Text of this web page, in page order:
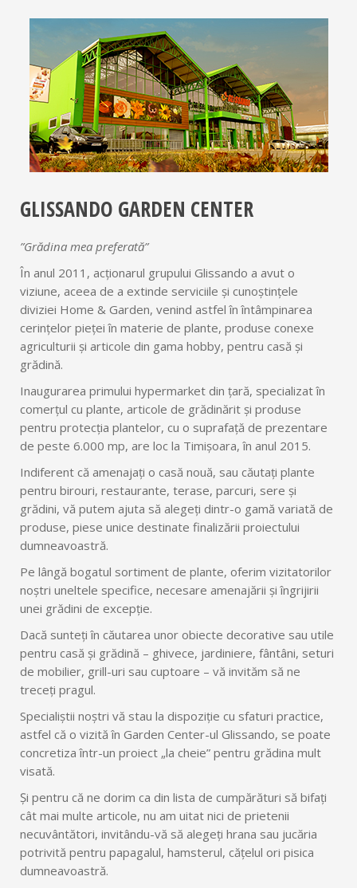
GLISSANDO GARDEN CENTER
”Grădina mea preferată”
În anul 2011, acționarul grupului Glissando a avut o
viziune, aceea de a extinde serviciile și cunoștințele
diviziei Home & Garden, venind astfel în întâmpinarea
cerinţelor pieței în materie de plante, produse conexe
agriculturii şi articole din gama hobby, pentru casă și
grădină.
Inaugurarea primului hypermarket din țară, specializat în
comerţul cu plante, articole de grădinărit și produse
pentru protecția plantelor, cu o suprafață de prezentare
de peste 6.000 mp, are loc la Timişoara, în anul 2015.
Indiferent că amenajați o casă nouă, sau căutați plante
pentru birouri, restaurante, terase, parcuri, sere și
grădini, vă putem ajuta să alegeți dintr-o gamă variată de
produse, piese unice destinate finalizării proiectului
dumneavoastră.
Pe lângă bogatul sortiment de plante, oferim vizitatorilor
noștri uneltele specifice, necesare amenajării și îngrijirii
unei grădini de excepție.
Dacă sunteți în căutarea unor obiecte decorative sau utile
pentru casă și grădină – ghivece, jardiniere, fântâni, seturi
de mobilier, grill-uri sau cuptoare – vă invităm să ne
treceți pragul.
Specialiștii noștri vă stau la dispoziție cu sfaturi practice,
astfel că o vizită în Garden Center-ul Glissando, se poate
concretiza într-un proiect „la cheie” pentru grădina mult
visată.
Și pentru că ne dorim ca din lista de cumpărături să bifați
cât mai multe articole, nu am uitat nici de prietenii
necuvântători, invitându-vă să alegeți hrana sau jucăria
potrivită pentru papagalul, hamsterul, cățelul ori pisica
dumneavoastră.